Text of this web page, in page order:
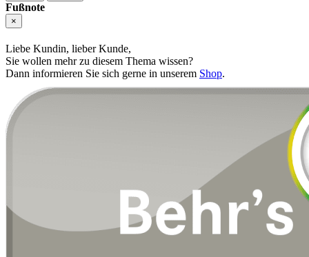
Fußnote
×
Liebe Kundin, lieber Kunde,
Sie wollen mehr zu diesem Thema wissen?
Dann informieren Sie sich gerne in unserem Shop.